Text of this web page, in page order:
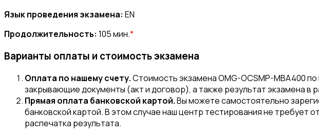
Язык проведения экзамена: EN
Продолжительность: 105 мин.*
Варианты оплаты и стоимость экзамена
Оплата по нашему счету.Стоимость экзамена OMG-OCSMP-MBA400
закрывающие документы (акт и договор), а также результат экзамена в
Прямая оплата банковской картой.Вы можете самостоятельно
банковской картой. В этом случае наш центр тестирования не требует
распечатка результата.